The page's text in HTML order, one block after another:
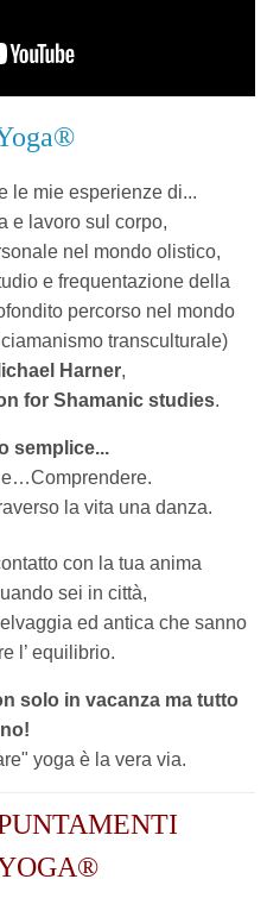
le mie esperienze di...
e lavoro sul corpo,
nel mondo olistico,
e frequentazione della
percorso nel mondo
transculturale)
Harner,
for Shamanic studies.
semplice...
la vita una danza.
con la tua anima
sei in città,
ed antica che sanno
l’ equilibrio.
solo in vacanza ma tutto
yoga è la vera via.